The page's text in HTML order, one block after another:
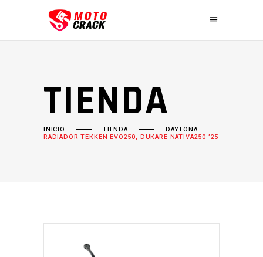
TIENDA
INICIO TIENDA DAYTONA
RADIADOR TEKKEN EVO250, DUKARE NATIVA250 ’25